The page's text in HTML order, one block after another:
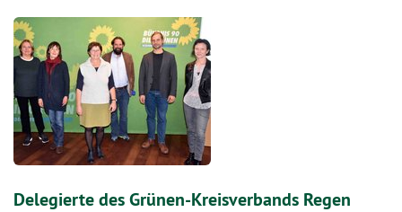
Delegierte des Grünen-Kreisverbands Regen